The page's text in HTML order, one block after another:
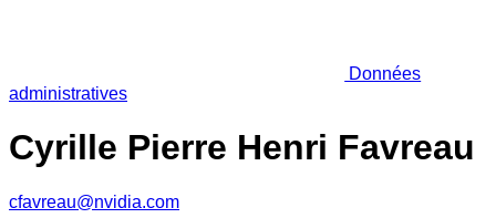
Données
administratives
Cyrille Pierre Henri Favreau
cfavreau@nvidia.com